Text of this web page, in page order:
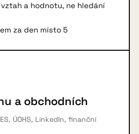
a hodnotu, ne hledání
za den místo 5
a obchodních
ÚOHS, LinkedIn, finanční